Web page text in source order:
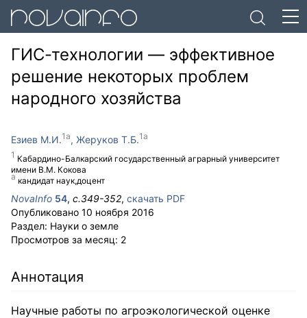
ГИС-технологии — эффективное
решение некоторых проблем
народного хозяйства
Езиев М.И.
Кабардино-Балкарский государственный аграрный университет
имени В.М. Кокова
кандидат наук,доцент
Жеруков Т.Б.
NovaInfo 54, с.349-352, скачать PDF
Опубликовано 10 ноября 2016
Раздел: Науки о земле
Просмотров за месяц: 2
Аннотация
Научные работы по агроэкологической оценке